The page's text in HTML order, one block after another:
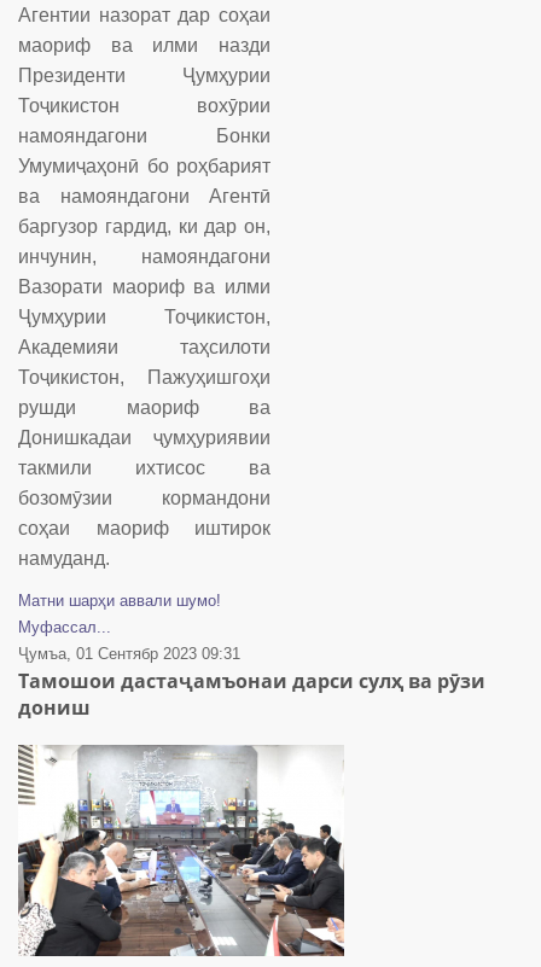
Агентии назорат дар соҳаи
маориф ва илми назди
Президенти Ҷумҳурии
Тоҷикистон вохӯрии
намояндагони Бонки
Умумиҷаҳонӣ бо роҳбарият
ва намояндагони Агентӣ
баргузор гардид, ки дар он,
инчунин, намояндагони
Вазорати маориф ва илми
Ҷумҳурии Тоҷикистон,
Академияи таҳсилоти
Тоҷикистон, Пажуҳишгоҳи
рушди маориф ва
Донишкадаи ҷумҳуриявии
такмили ихтисос ва
бозомӯзии кормандони
соҳаи маориф иштирок
намуданд.
Матни шарҳи аввали шумо!
Муфассал...
Ҷумъа, 01 Сентябр 2023 09:31
Тамошои дастаҷамъонаи дарси сулҳ ва рӯзи
дониш